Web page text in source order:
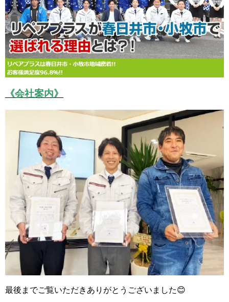
《会社案内》
最後までご覧いただきありがとうございました😊